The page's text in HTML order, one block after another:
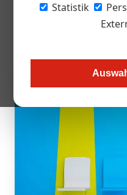
Statistik
die Wettbewerbsfähigkeit
Vergleich schwächen.